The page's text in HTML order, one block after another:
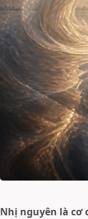
Nhị nguyên là cơ